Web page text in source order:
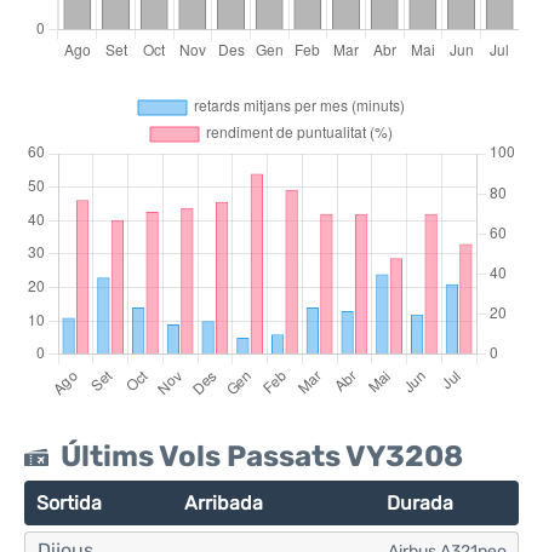
Últims Vols Passats VY3208
Sortida Arribada Durada